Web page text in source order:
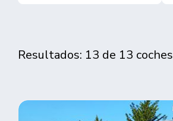
Resultados: 13 de 13 coches